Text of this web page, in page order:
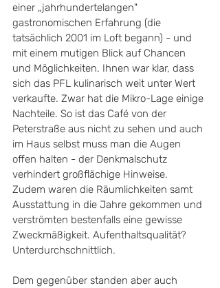
einer „jahrhundertelangen"
gastronomischen Erfahrung (die
tatsächlich 2001 im Loft begann) - und
mit einem mutigen Blick auf Chancen
und Möglichkeiten. Ihnen war klar, dass
sich das PFL kulinarisch weit unter Wert
verkaufte. Zwar hat die Mikro-Lage einige
Nachteile. So ist das Café von der
Peterstraße aus nicht zu sehen und auch
im Haus selbst muss man die Augen
offen halten - der Denkmalschutz
verhindert großflächige Hinweise.
Zudem waren die Räumlichkeiten samt
Ausstattung in die Jahre gekommen und
verströmten bestenfalls eine gewisse
Zweckmäßigkeit. Aufenthaltsqualität?
Unterdurchschnittlich.
Dem gegenüber standen aber auch